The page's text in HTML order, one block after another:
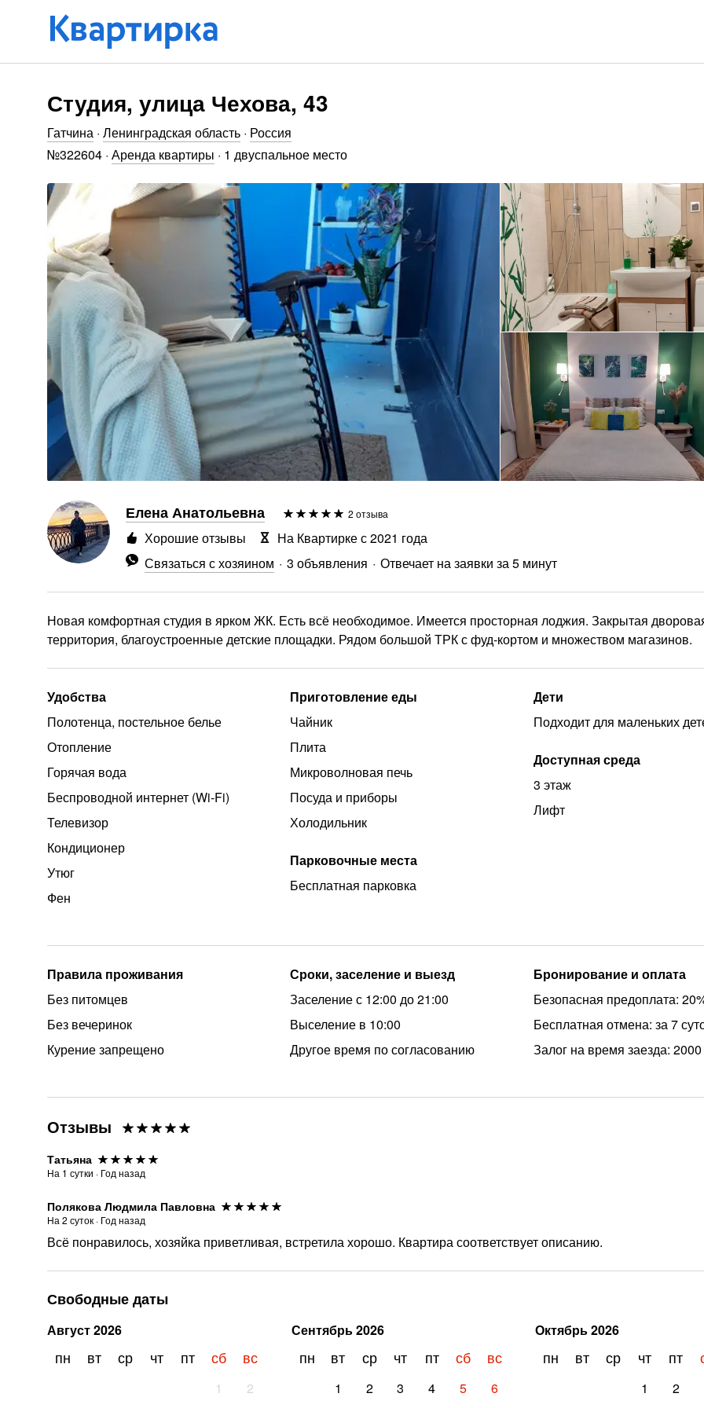
Студия, улица Чехова, 43
Гатчина · Ленинградская область · Россия
№322604 · Аренда квартиры · 1 двуспальное место
Елена Анатольевна 2 отзыва
Связаться с хозяином 3 объявления Отвечает на заявки за 5 минут
Хорошие отзывы На Квартирке с 2021 года
Новая комфортная студия в ярком ЖК. Есть всё необходимое. Имеется просторная лоджия. Закрытая
территория, благоустроенные детские площадки. Рядом большой ТРК с фуд-кортом и множеством магазинов.
Удобства
Полотенца, постельное белье
Отопление
Горячая вода
Беспроводной интернет (Wi‑Fi)
Телевизор
Кондиционер
Утюг
Фен
Приготовление еды
Чайник
Плита
Микроволновая печь
Посуда и приборы
Холодильник
Парковочные места
Бесплатная парковка
Дети
Подходит для маленьких
Доступная среда
3 этаж
Лифт
Правила проживания
Без питомцев
Без вечеринок
Курение запрещено
Сроки, заселение и выезд
Заселение с 12:00 до 21:00
Выселение в 10:00
Другое время по согласованию
Бронирование и оплата
Безопасная предоплата:
Бесплатная отмена: за 7
Залог на время заезда:
Свободные даты
Август2026
пн вт ср чт пт сб вс
1
2
Сентябрь2026
пн вт ср чт пт сб вс
1 2 3 4 5
6
Октябрь2026
пн вт ср чт пт
1 2
Отзывы
Татьяна
На 1 сутки · Год назад
Полякова Людмила Павловна
На 2 суток · Год назад
Всё понравилось, хозяйка приветливая, встретила хорошо. Квартира соответствует описанию.